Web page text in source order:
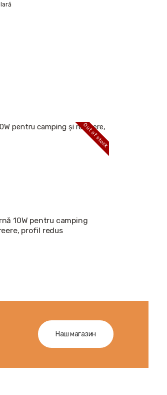
Out of stock
10W pentru camping
profil redus
Наш магазин